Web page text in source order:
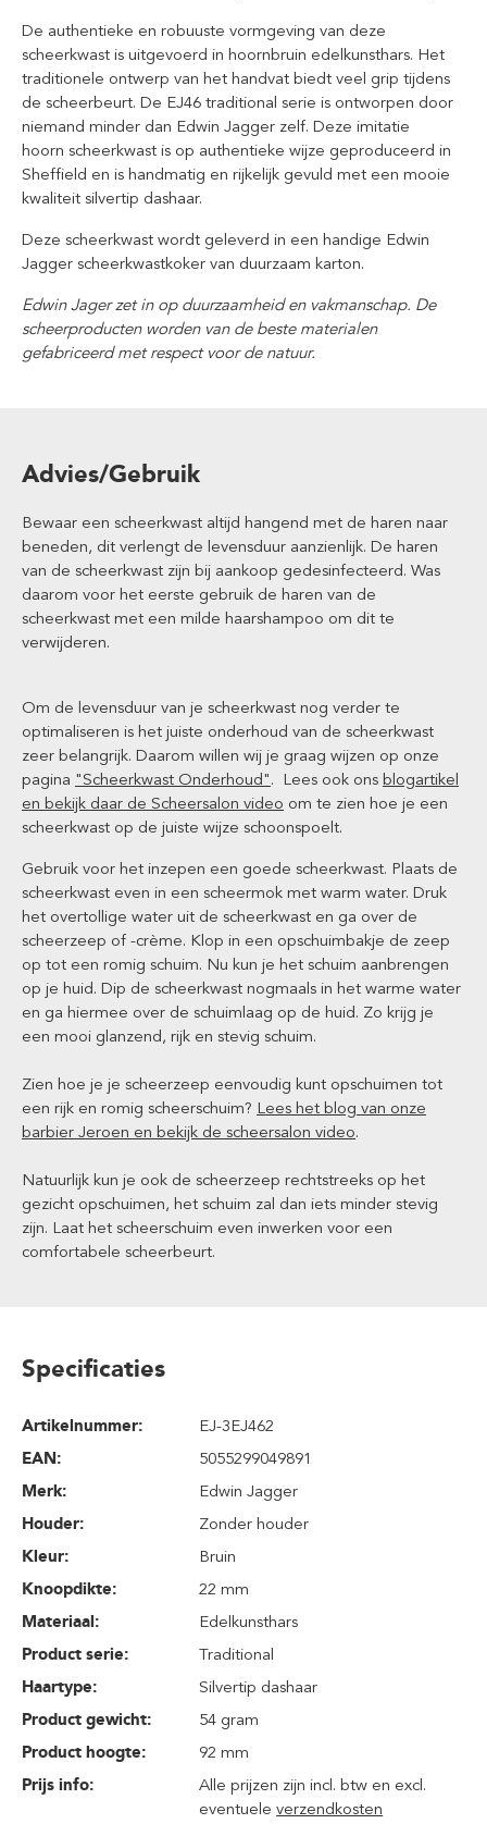
De authentieke en robuuste vormgeving van deze
scheerkwast is uitgevoerd in hoornbruin edelkunsthars. Het
traditionele ontwerp van het handvat biedt veel grip tijdens
de scheerbeurt. De EJ46 traditional serie is ontworpen door
niemand minder dan Edwin Jagger zelf. Deze imitatie
hoorn scheerkwast is op authentieke wijze geproduceerd in
Sheffield en is handmatig en rijkelijk gevuld met een mooie
kwaliteit silvertip dashaar.
Deze scheerkwast wordt geleverd in een handige Edwin
Jagger scheerkwastkoker van duurzaam karton.
Edwin Jager zet in op duurzaamheid en vakmanschap. De
scheerproducten worden van de beste materialen
gefabriceerd met respect voor de natuur.
Advies/Gebruik
Bewaar een scheerkwast altijd hangend met de haren naar
beneden, dit verlengt de levensduur aanzienlijk. De haren
van de scheerkwast zijn bij aankoop gedesinfecteerd. Was
daarom voor het eerste gebruik de haren van de
scheerkwast met een milde haarshampoo om dit te
verwijderen.
Om de levensduur van je scheerkwast nog verder te
optimaliseren is het juiste onderhoud van de scheerkwast
zeer belangrijk. Daarom willen wij je graag wijzen op onze
pagina "Scheerkwast Onderhoud". Lees ook ons blogartikel
en bekijk daar de Scheersalon video om te zien hoe je een
scheerkwast op de juiste wijze schoonspoelt.
Gebruik voor het inzepen een goede scheerkwast. Plaats de
scheerkwast even in een scheermok met warm water. Druk
het overtollige water uit de scheerkwast en ga over de
scheerzeep of -crème. Klop in een opschuimbakje de zeep
op tot een romig schuim. Nu kun je het schuim aanbrengen
op je huid. Dip de scheerkwast nogmaals in het warme water
en ga hiermee over de schuimlaag op de huid. Zo krijg je
een mooi glanzend, rijk en stevig schuim.
Zien hoe je je scheerzeep eenvoudig kunt opschuimen tot
een rijk en romig scheerschuim? Lees het blog van onze
barbier Jeroen en bekijk de scheersalon video.
Natuurlijk kun je ook de scheerzeep rechtstreeks op het
gezicht opschuimen, het schuim zal dan iets minder stevig
zijn. Laat het scheerschuim even inwerken voor een
comfortabele scheerbeurt.
Specificaties
Artikelnummer:
EJ-3EJ462
EAN:
5055299049891
Merk:
Edwin Jagger
Houder:
Zonder houder
Kleur:
Bruin
Knoopdikte:
22 mm
Materiaal:
Edelkunsthars
Product serie:
Traditional
Haartype:
Silvertip dashaar
Product gewicht:
54 gram
Product hoogte:
92 mm
Prijs info:
Alle prijzen zijn incl. btw en excl.
eventueleverzendkosten